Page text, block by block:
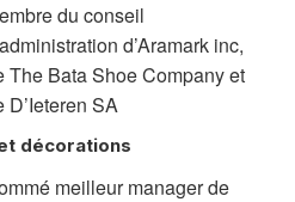
du conseil
d’Aramark inc,
The Bata Shoe Company et
D’Ieteren SA
décorations
meilleur manager de